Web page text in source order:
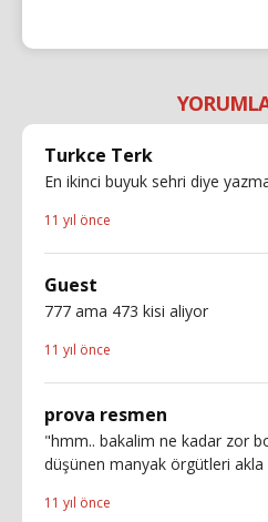
Turkce Terk
En ikinci buyuk sehri diye
11 yıl önce
Guest
777 ama 473 kisi aliyor
11 yıl önce
prova resmen
"hmm.. bakalim ne kadar zor
düşünen manyak örgütleri akla
11 yıl önce